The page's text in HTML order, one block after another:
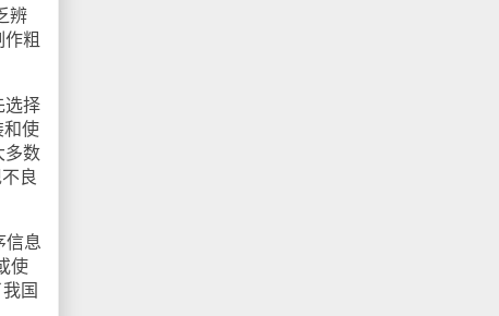
辨
粗
选择
和使
多数
良
信息
使
国